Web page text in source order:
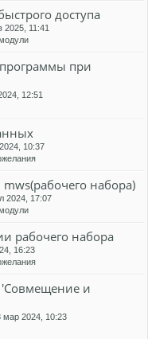
доступа
2025, 11:41
при
12:51
10:37
набора)
2024, 17:07
рабочего набора
16:23
и
мар 2024, 10:23